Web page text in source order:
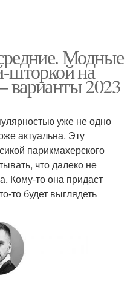
Модные
шторкой на
варианты 2023
уже не одно
актуальна. Эту
парикмахерского
что далеко не
Кому-то она придаст
то будет выглядеть